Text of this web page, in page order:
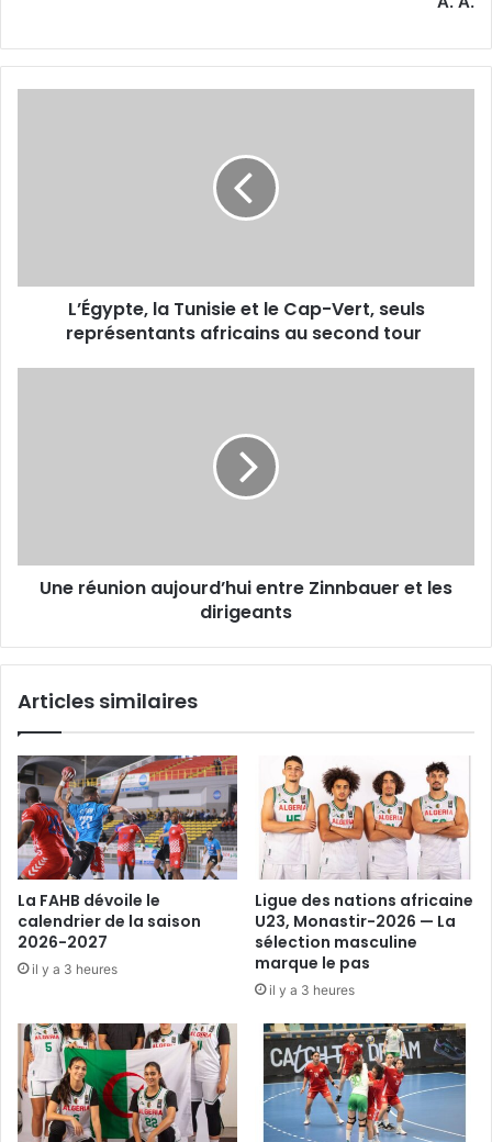
représentants
africainsL’Égypte, la Tunisie et le Cap-Vert, seuls
représentants africains au second tour
Une réunion aujourd’hui entre Zinnbauer et les
dirigeants
Articles similaires
La FAHB dévoile le
calendrier de la saison
2026-2027
il y a 3 heures
Ligue des nations africaine
U23, Monastir-2026 — La
sélection masculine
marque le pas
il y a 3 heures